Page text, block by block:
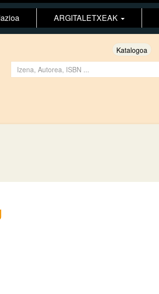
ARGITALETXEAK
Katalogoa